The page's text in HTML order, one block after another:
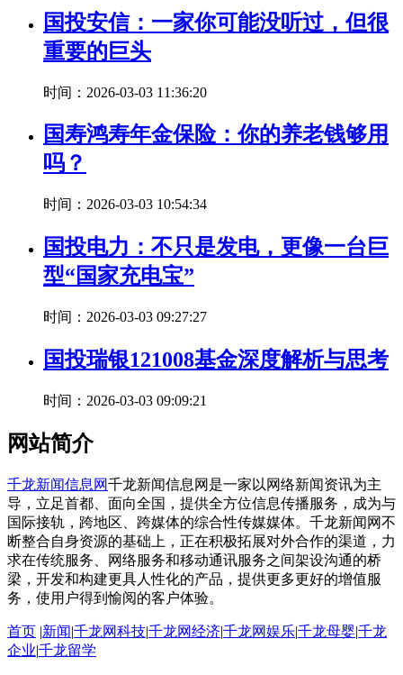
国投安信：一家你可能没听过，但很
重要的巨头
时间：2026-03-03 11:36:20
国寿鸿寿年金保险：你的养老钱够用
吗？
时间：2026-03-03 10:54:34
国投电力：不只是发电，更像一台巨
型“国家充电宝”
时间：2026-03-03 09:27:27
国投瑞银121008基金深度解析与思考
时间：2026-03-03 09:09:21
网站简介
千龙新闻信息网千龙新闻信息网是一家以网络新闻资讯为主
导，立足首都、面向全国，提供全方位信息传播服务，成为与
国际接轨，跨地区、跨媒体的综合性传媒媒体。千龙新闻网不
断整合自身资源的基础上，正在积极拓展对外合作的渠道，力
求在传统服务、网络服务和移动通讯服务之间架设沟通的桥
梁，开发和构建更具人性化的产品，提供更多更好的增值服
务，使用户得到愉阅的客户体验。
首页 |新闻|千龙网科技|千龙网经济|千龙网娱乐|千龙母婴|千龙
企业|千龙留学